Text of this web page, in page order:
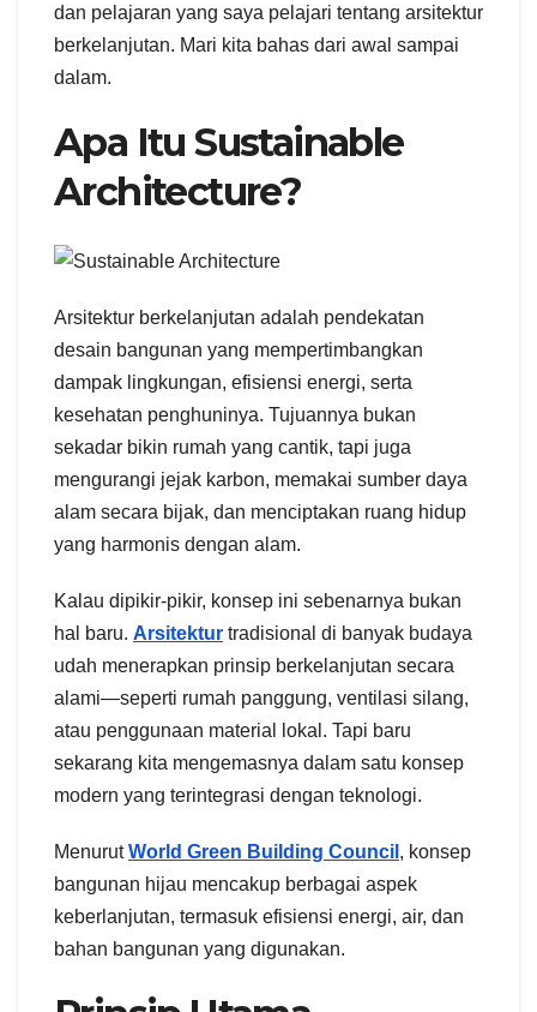
dan pelajaran yang saya pelajari tentang arsitektur
berkelanjutan. Mari kita bahas dari awal sampai
dalam.
Apa Itu Sustainable
Architecture?
Arsitektur berkelanjutan adalah pendekatan
desain bangunan yang mempertimbangkan
dampak lingkungan, efisiensi energi, serta
kesehatan penghuninya. Tujuannya bukan
sekadar bikin rumah yang cantik, tapi juga
mengurangi jejak karbon, memakai sumber daya
alam secara bijak, dan menciptakan ruang hidup
yang harmonis dengan alam.
Kalau dipikir-pikir, konsep ini sebenarnya bukan
hal baru. Arsitektur tradisional di banyak budaya
udah menerapkan prinsip berkelanjutan secara
alami—seperti rumah panggung, ventilasi silang,
atau penggunaan material lokal. Tapi baru
sekarang kita mengemasnya dalam satu konsep
modern yang terintegrasi dengan teknologi.
MenurutWorld Green Building Council , konsep
bangunan hijau mencakup berbagai aspek
keberlanjutan, termasuk efisiensi energi, air, dan
bahan bangunan yang digunakan.